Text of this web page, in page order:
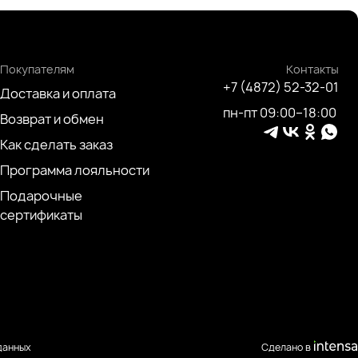
Покупателям
Доставка и оплата
Возврат и обмен
Как сделать заказ
Программа лояльности
Подарочные
сертификаты
Контакты
+7 (4872) 52-32-01
пн-пт 09:00–18:00
Сделано в